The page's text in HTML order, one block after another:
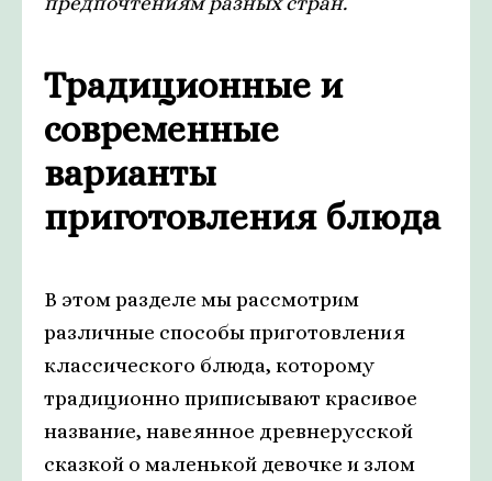
Традиционные и
современные
варианты
приготовления блюда
В этом разделе мы рассмотрим
различные способы приготовления
классического блюда, которому
традиционно приписывают красивое
название, навеянное древнерусской
сказкой о маленькой девочке и злом